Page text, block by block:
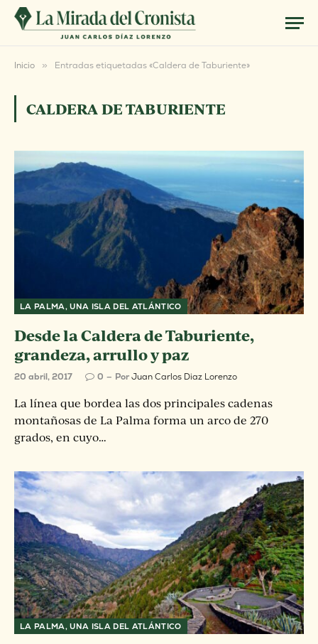
Inicio » Entradas etiquetadas «Caldera de Taburiente»
CALDERA DE TABURIENTE
LA PALMA, UNA ISLA DEL ATLÁNTICO
Desde la Caldera de Taburiente,
grandeza, arrullo y paz
20 abril, 2017 0 PorJuan Carlos Diaz Lorenzo
La línea que bordea las dos principales cadenas
montañosas de La Palma forma un arco de 270
grados, en cuyo…
LA PALMA, UNA ISLA DEL ATLÁNTICO